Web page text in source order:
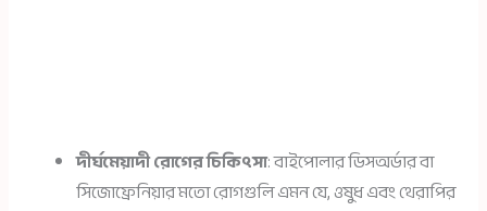
দীর্ঘমেয়াদী রোগের চিকিৎসা: বাইপোলার ডিসঅর্ডার বা
সিজোফ্রেনিয়ার মতো রোগগুলি এমন যে, ওষুধ এবং থেরাপির